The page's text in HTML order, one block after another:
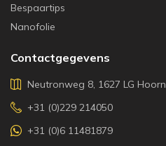
Bespaartips
Nanofolie
Contactgegevens
Neutronweg 8, 1627 LG Hoorn
+31 (0)229 214050
+31 (0)6 11481879